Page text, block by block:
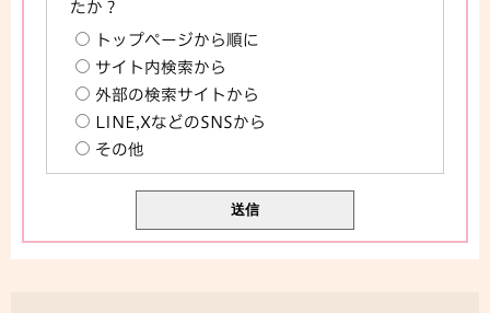
たか？
トップページから順に
サイト内検索から
外部の検索サイトから
LINE,XなどのSNSから
その他